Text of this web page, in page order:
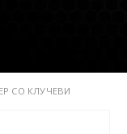
СО КЛУЧЕВИ